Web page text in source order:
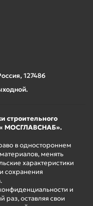
127486
строительного
МОСГЛАВСНАБ».
в одностороннем
менять
характеристики
сохранения
и
раз, оставляя свои